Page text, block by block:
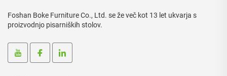
Foshan Boke Furniture Co., Ltd. se že več kot 13 let ukvarja s
proizvodnjo pisarniških stolov.